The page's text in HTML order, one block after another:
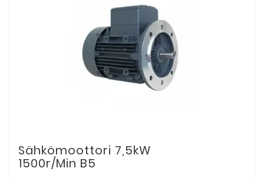
Sähkömoottori 7,5kW
1500r/min B5